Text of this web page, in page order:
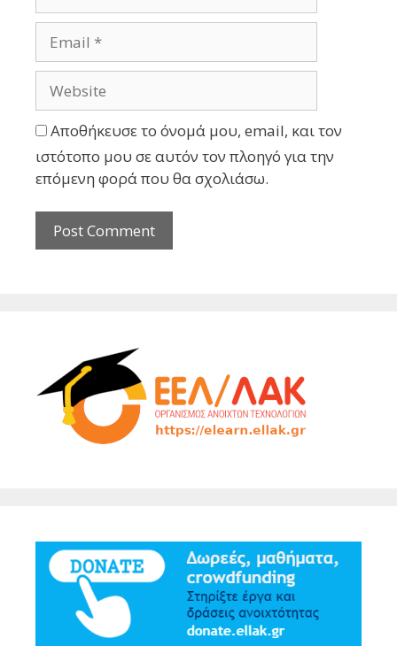
Αποθήκευσε το όνομά μου, email, και τον
ιστότοπο μου σε αυτόν τον πλοηγό για την
επόμενη φορά που θα σχολιάσω.